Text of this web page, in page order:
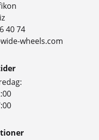
40 74
wheels.com